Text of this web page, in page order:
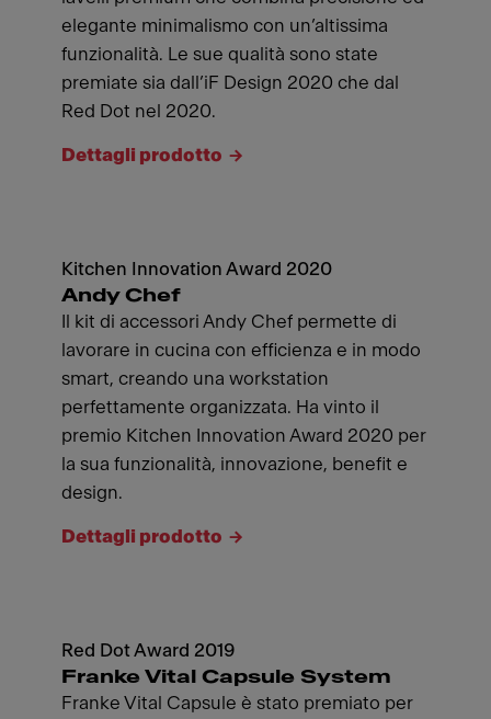
elegante minimalismo con un’altissima
funzionalità. Le sue qualità sono state
premiate sia dall’iF Design 2020 che dal
Red Dot nel 2020.
Dettagli prodotto
Kitchen Innovation Award 2020
Andy Chef
Il kit di accessori Andy Chef permette di
lavorare in cucina con efficienza e in modo
smart, creando una workstation
perfettamente organizzata. Ha vinto il
premio Kitchen Innovation Award 2020 per
la sua funzionalità, innovazione, benefit e
design.
Dettagli prodotto
Red Dot Award 2019
Franke Vital Capsule System
Franke Vital Capsule è stato premiato per